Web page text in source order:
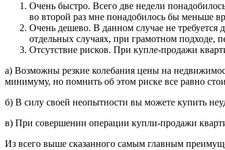
Очень быстро. Всего две недели
во второй раз мне понадобилось бы меньше
Очень дешево. В данном случае не требуется
отдельных случаях, при грамотном подходе,
Отсутствие рисков. При купле-продажи
а) Возможны резкие колебания цены на
минимуму, но помнить об этом риске все равно
б) В силу своей неопытности вы можете купить
в) При совершении операции купли-продажи
Из всего выше сказанного самым главным